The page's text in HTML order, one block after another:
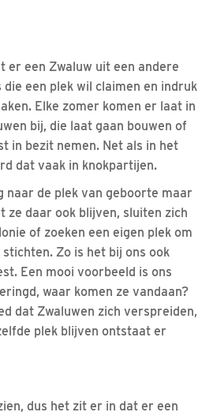
er een Zwaluw uit een andere
een plek wil claimen en indruk
Elke zomer komen er laat in
bij, die laat gaan bouwen of
in bezit nemen. Net als in het
dat vaak in knokpartijen.
naar de plek van geboorte maar
ze daar ook blijven, sluiten zich
of zoeken een eigen plek om
Zo is het bij ons ook
Een mooi voorbeeld is ons
waar komen ze vandaan?
dat Zwaluwen zich verspreiden,
plek blijven ontstaat er
dus het zit er in dat er een